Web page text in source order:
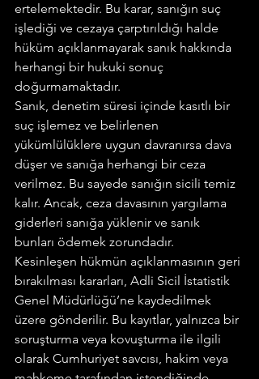
ertelemektedir. Bu karar, sanığın suç
işlediği ve cezaya çarptırıldığı halde
hüküm açıklanmayarak sanık hakkında
herhangi bir hukuki sonuç
doğurmamaktadır.
Sanık, denetim süresi içinde kasıtlı bir
suç işlemez ve belirlenen
yükümlülüklere uygun davranırsa dava
düşer ve sanığa herhangi bir ceza
verilmez. Bu sayede sanığın sicili temiz
kalır. Ancak, ceza davasının yargılama
giderleri sanığa yüklenir ve sanık
bunları ödemek zorundadır.
Kesinleşen hükmün açıklanmasının geri
bırakılması kararları, Adli Sicil İstatistik
Genel Müdürlüğü’ne kaydedilmek
üzere gönderilir. Bu kayıtlar, yalnızca bir
soruşturma veya kovuşturma ile ilgili
olarak Cumhuriyet savcısı, hakim veya